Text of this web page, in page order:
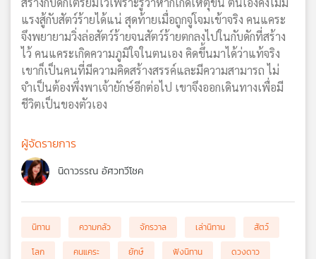
แรงสู้กับสัตว์ร้ายได้แน่ สุดท้ายเมื่อถูกจู่โจมเข้าจริง คนแคระ
จึงพยายามวิ่งล่อสัตว์ร้ายจนสัตว์ร้ายตกลงไปในกับดักที่สร้าง
ไว้ คนแคระเกิดความภูมิใจในตนเอง คิดขึ้นมาได้ว่าแท้จริง
เขาก็เป็นคนที่มีความคิดสร้างสรรค์และมีความสามารถ ไม่
จำเป็นต้องพึ่งพาเจ้ายักษ์อีกต่อไป เขาจึงออกเดินทางเพื่อมี
ชีวิตเป็นของตัวเอง
ผู้จัดรายการ
นิดาวรรณ อัศวทวีโชค
นิทาน ความกลัว จักรวาล เล่านิทาน
สัตว์
โลก
คนแคระ ยักษ์ ฟังนิทาน
ดวงดาว